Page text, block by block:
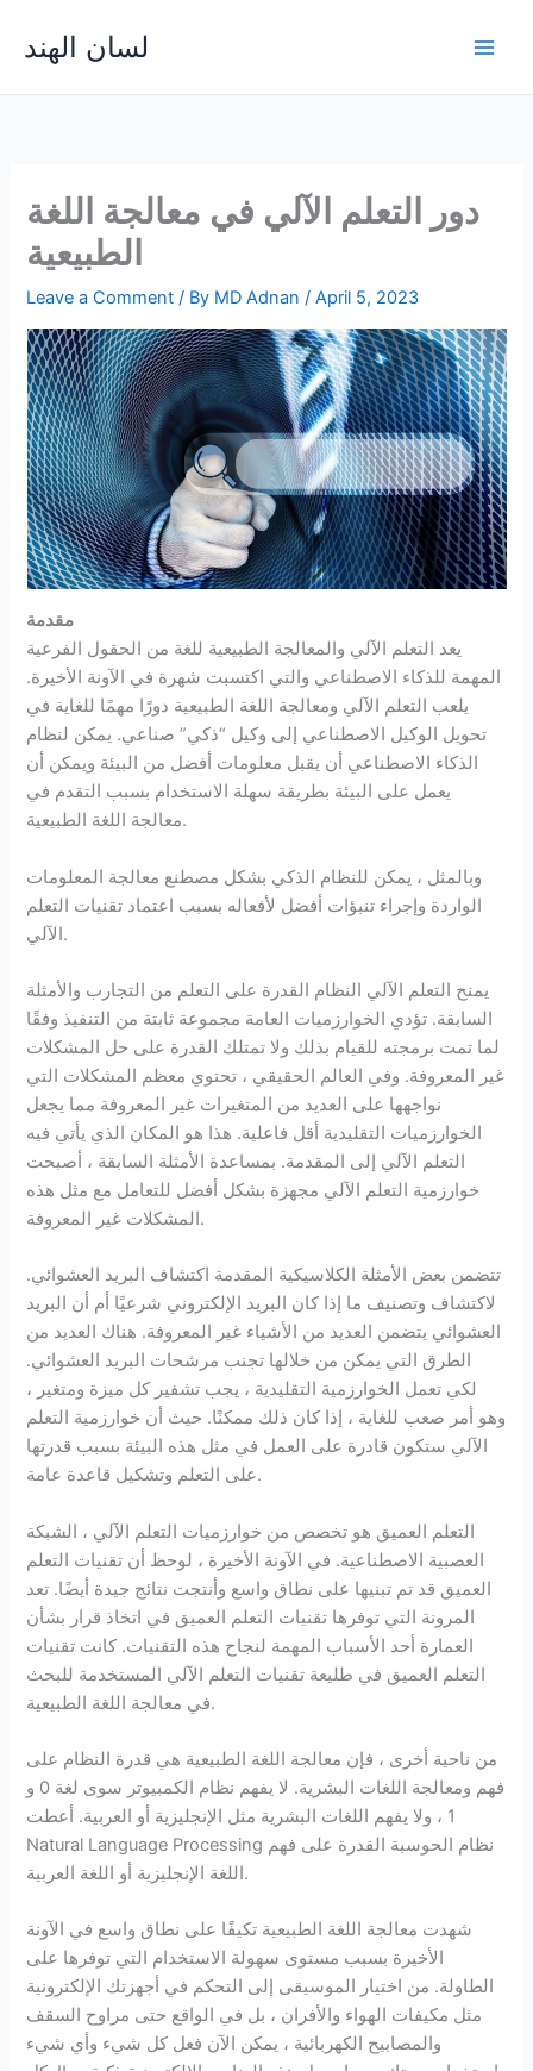
content
لسان الهند
دور التعلم الآلي في معالجة اللغة
الطبيعية
Leave a Comment / By MD Adnan/April 5, 2023
مقدمة
يعد التعلم الآلي والمعالجة الطبيعية للغة من الحقول الفرعية
المهمة للذكاء الاصطناعي والتي اكتسبت شهرة في الآونة الأخيرة.
يلعب التعلم الآلي ومعالجة اللغة الطبيعية دورًا مهمًا للغاية في
تحويل الوكيل الاصطناعي إلى وكيل “ذكي” صناعي. يمكن لنظام
الذكاء الاصطناعي أن يقبل معلومات أفضل من البيئة ويمكن أن
يعمل على البيئة بطريقة سهلة الاستخدام بسبب التقدم في
معالجة اللغة الطبيعية.
وبالمثل ، يمكن للنظام الذكي بشكل مصطنع معالجة المعلومات
الواردة وإجراء تنبؤات أفضل لأفعاله بسبب اعتماد تقنيات التعلم
الآلي.
يمنح التعلم الآلي النظام القدرة على التعلم من التجارب والأمثلة
السابقة. تؤدي الخوارزميات العامة مجموعة ثابتة من التنفيذ وفقًا
لما تمت برمجته للقيام بذلك ولا تمتلك القدرة على حل المشكلات
غير المعروفة. وفي العالم الحقيقي ، تحتوي معظم المشكلات التي
نواجهها على العديد من المتغيرات غير المعروفة مما يجعل
الخوارزميات التقليدية أقل فاعلية. هذا هو المكان الذي يأتي فيه
التعلم الآلي إلى المقدمة. بمساعدة الأمثلة السابقة ، أصبحت
خوارزمية التعلم الآلي مجهزة بشكل أفضل للتعامل مع مثل هذه
المشكلات غير المعروفة.
تتضمن بعض الأمثلة الكلاسيكية المقدمة اكتشاف البريد العشوائي.
لاكتشاف وتصنيف ما إذا كان البريد الإلكتروني شرعيًا أم أن البريد
العشوائي يتضمن العديد من الأشياء غير المعروفة. هناك العديد من
الطرق التي يمكن من خلالها تجنب مرشحات البريد العشوائي.
لكي تعمل الخوارزمية التقليدية ، يجب تشفير كل ميزة ومتغير ،
وهو أمر صعب للغاية ، إذا كان ذلك ممكنًا. حيث أن خوارزمية التعلم
الآلي ستكون قادرة على العمل في مثل هذه البيئة بسبب قدرتها
على التعلم وتشكيل قاعدة عامة.
التعلم العميق هو تخصص من خوارزميات التعلم الآلي ، الشبكة
العصبية الاصطناعية. في الآونة الأخيرة ، لوحظ أن تقنيات التعلم
العميق قد تم تبنيها على نطاق واسع وأنتجت نتائج جيدة أيضًا. تعد
المرونة التي توفرها تقنيات التعلم العميق في اتخاذ قرار بشأن
العمارة أحد الأسباب المهمة لنجاح هذه التقنيات. كانت تقنيات
التعلم العميق في طليعة تقنيات التعلم الآلي المستخدمة للبحث
في معالجة اللغة الطبيعية.
من ناحية أخرى ، فإن معالجة اللغة الطبيعية هي قدرة النظام على
فهم ومعالجة اللغات البشرية. لا يفهم نظام الكمبيوتر سوى لغة 0 و
1 ، ولا يفهم اللغات البشرية مثل الإنجليزية أو العربية. أعطت
Natural Language Processing نظام الحوسبة القدرة على فهم
اللغة الإنجليزية أو اللغة العربية.
شهدت معالجة اللغة الطبيعية تكيفًا على نطاق واسع في الآونة
الأخيرة بسبب مستوى سهولة الاستخدام التي توفرها على
الطاولة. من اختيار الموسيقى إلى التحكم في أجهزتك الإلكترونية
مثل مكيفات الهواء والأفران ، بل في الواقع حتى مراوح السقف
والمصابيح الكهربائية ، يمكن الآن فعل كل شيء وأي شيء